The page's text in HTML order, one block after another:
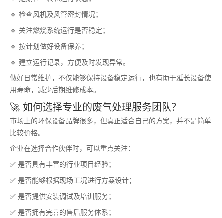
🔹 检查风机及风管密封情况；
🔹 关注燃烧系统运行是否稳定；
🔹 按计划做好设备保养；
🔹 建立运行记录，方便及时发现异常。
做好日常维护，不仅能够保持设备稳定运行，也有助于延长设备使
用寿命，减少后期维修成本。
🚀 如何选择专业的废气处理服务团队？
市场上的环保设备品牌很多，但真正适合自己的方案，并不是简单
比较价格。
企业在选择合作伙伴时，可以重点关注：
✅ 是否具有丰富的行业项目经验；
✅ 是否能够根据现场工况进行方案设计；
✅ 是否提供安装调试及培训服务；
✅ 是否拥有完善的售后服务体系；